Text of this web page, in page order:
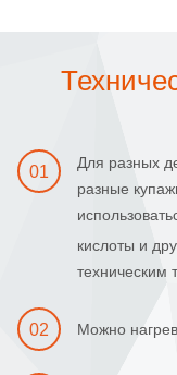
01
Для разных
разные
кислоты и
техническим
02 Можно